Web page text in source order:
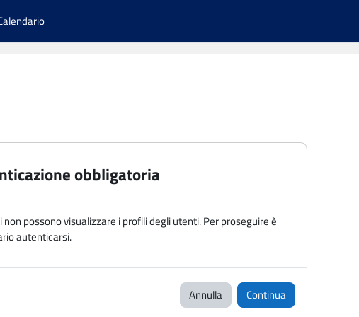
obbligatoria
non possono visualizzare i profili degli utenti. Per proseguire è
autenticarsi.
Annulla Continua